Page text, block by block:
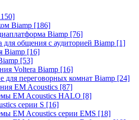
Biamp [186]
Biamp [76]
общения с аудиторией Biamp [1]
Biamp [16]
[53]
Voltera Biamp [16]
для переговорных комнат Biamp [24]
EM Acoustics [87]
EM Acoustics HALO [8]
серии S [16]
EM Acoustics серии EMS [18]